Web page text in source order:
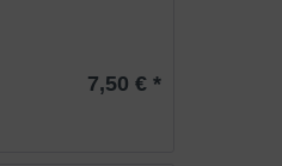
7,50 € *